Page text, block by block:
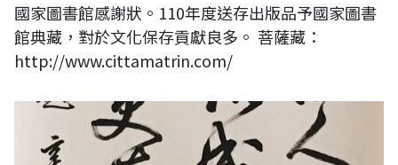
國家圖書館感謝狀。110年度送存出版品予國家圖書
館典藏，對於文化保存貢獻良多。 菩薩藏：
http://www.cittamatrin.com/